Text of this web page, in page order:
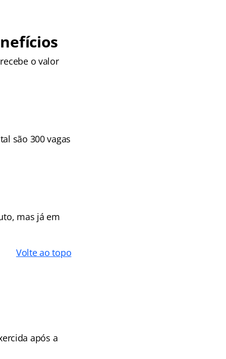
o valor
são 300 vagas
mas já em
Volte ao topo
após a